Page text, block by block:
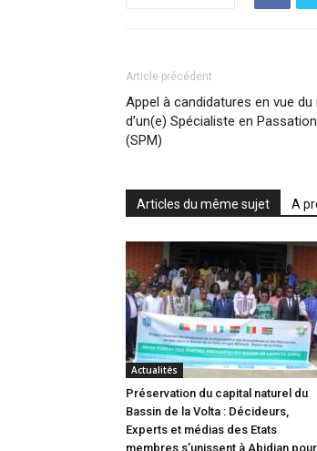
Article précédent
Appel à candidatures en vue
d’un(e) Spécialiste en
(SPM)
Articles du même sujet A
Actualités
Préservation du capital naturel du
Bassin de la Volta : Décideurs,
Experts et médias des Etats
membres s’unissent à Abidjan pour